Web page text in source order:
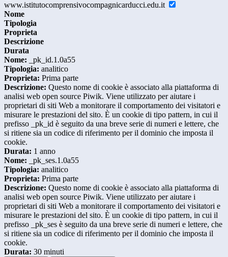
www.istitutocomprensivocompagnicarducci.edu.it
Nome
Tipologia
Proprieta
Descrizione
Durata
Nome: _pk_id.1.0a55
Tipologia: analitico
Proprieta: Prima parte
Descrizione: Questo nome di cookie è associato alla piattaforma di
analisi web open source Piwik. Viene utilizzato per aiutare i
proprietari di siti Web a monitorare il comportamento dei visitatori e
misurare le prestazioni del sito. È un cookie di tipo pattern, in cui il
prefisso _pk_id è seguito da una breve serie di numeri e lettere, che
si ritiene sia un codice di riferimento per il dominio che imposta il
cookie.
Durata: 1 anno
Nome: _pk_ses.1.0a55
Tipologia: analitico
Proprieta: Prima parte
Descrizione: Questo nome di cookie è associato alla piattaforma di
analisi web open source Piwik. Viene utilizzato per aiutare i
proprietari di siti Web a monitorare il comportamento dei visitatori e
misurare le prestazioni del sito. È un cookie di tipo pattern, in cui il
prefisso _pk_ses è seguito da una breve serie di numeri e lettere, che
si ritiene sia un codice di riferimento per il dominio che imposta il
cookie.
Durata: 30 minuti